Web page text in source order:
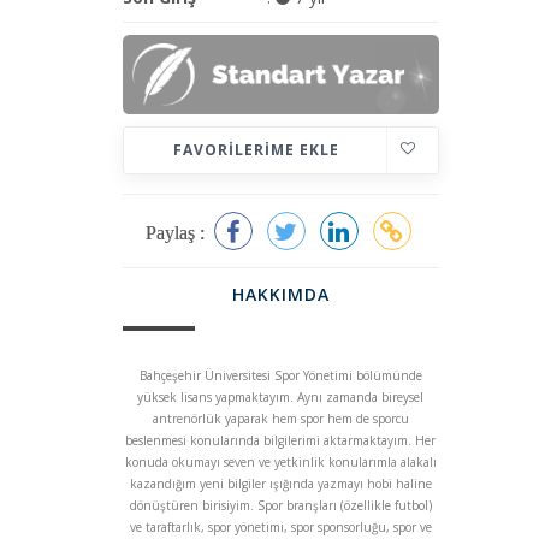
FAVORILERIME EKLE
Paylaş :
HAKKIMDA
Bahçeşehir Üniversitesi Spor Yönetimi bölümünde
yüksek lisans yapmaktayım. Aynı zamanda bireysel
antrenörlük yaparak hem spor hem de sporcu
beslenmesi konularında bilgilerimi aktarmaktayım. Her
konuda okumayı seven ve yetkinlik konularımla alakalı
kazandığım yeni bilgiler ışığında yazmayı hobi haline
dönüştüren birisiyim. Spor branşları (özellikle futbol)
ve taraftarlık, spor yönetimi, spor sponsorluğu, spor ve